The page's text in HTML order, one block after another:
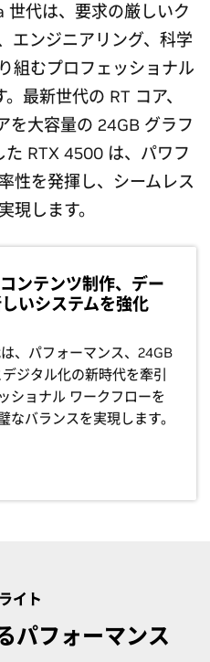
代は、要求の厳しいク
エンジニアリング、科学
組むプロフェッショナル
最新世代の RT コア、
を大容量の 24GB グラフ
RTX 4500 は、パワフ
性を発揮し、シームレス
現します。
ンテンツ制作、デー
いシステムを強化
、パフォーマンス、24GB
ジタル化の新時代を牽引
ショナル ワークフローを
なバランスを実現します。
イト
パフォーマンス